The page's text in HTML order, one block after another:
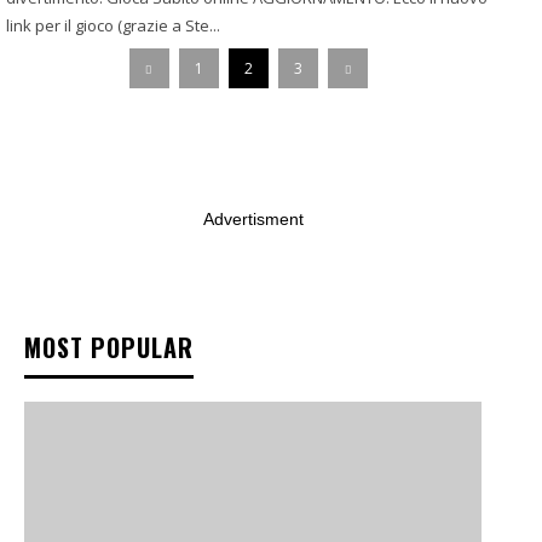
link per il gioco (grazie a Ste...
1 2 3
Advertisment
MOST POPULAR